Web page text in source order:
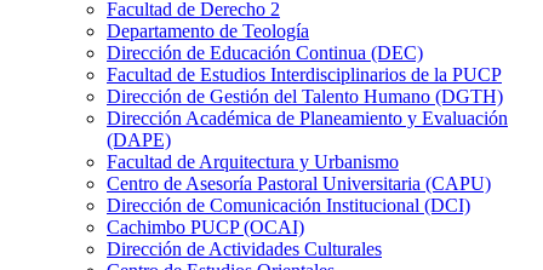
Facultad de Derecho 2
Departamento de Teología
Dirección de Educación Continua (DEC)
Facultad de Estudios Interdisciplinarios de la PUCP
Dirección de Gestión del Talento Humano (DGTH)
Dirección Académica de Planeamiento y Evaluación
(DAPE)
Facultad de Arquitectura y Urbanismo
Centro de Asesoría Pastoral Universitaria (CAPU)
Dirección de Comunicación Institucional (DCI)
Cachimbo PUCP (OCAI)
Dirección de Actividades Culturales